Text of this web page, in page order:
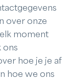
over onze
moment
ons
hoe je je af
hoe we ons